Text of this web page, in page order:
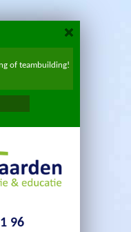
of teambuilding!
96